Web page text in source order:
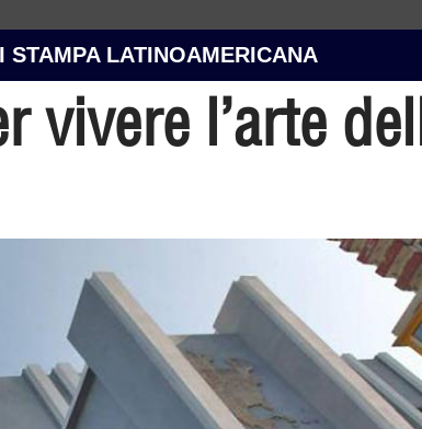
STAMPA LATINOAMERICANA
vivere l’arte